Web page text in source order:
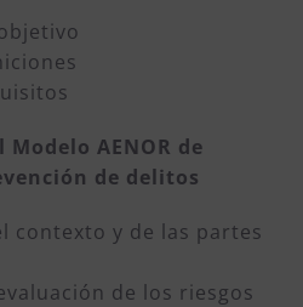
AENOR de
de delitos
contexto y de las partes
de los riesgos